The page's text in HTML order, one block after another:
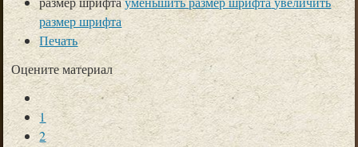
размер шрифта
Печать
Оцените материал
1
2